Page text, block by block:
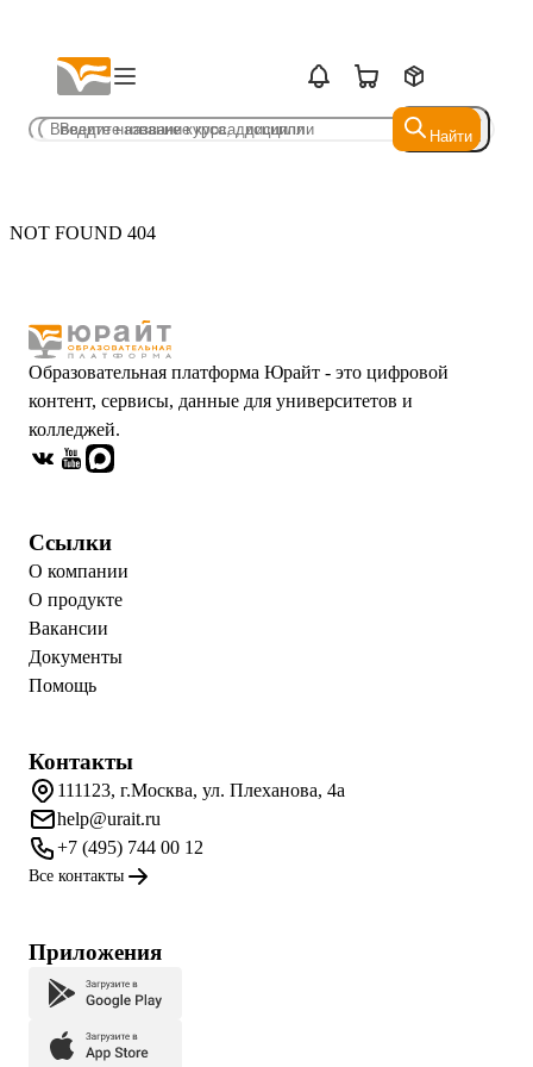
Найти
Найти
NOT FOUND 404
Образовательная платформа Юрайт - это цифровой
контент, сервисы, данные для университетов и
колледжей.
Ссылки
О компании
О продукте
Вакансии
Документы
Помощь
Контакты
111123, г.Москва, ул. Плеханова, 4а
help@urait.ru
+7 (495) 744 00 12
Все контакты
Приложения